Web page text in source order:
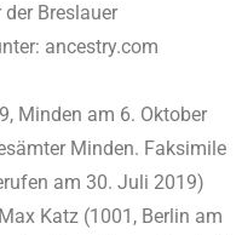
Breslauer
ancestry.com
Minden am 6. Oktober
Minden. Faksimile
am 30. Juli 2019)
Katz (1001, Berlin am